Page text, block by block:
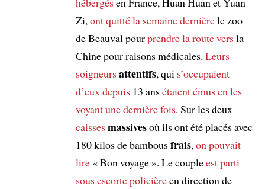
Zi, ont quittéla semaine dernièrele zoo
de Beauval pourprendre la route versla
Chine pour raisons médicales. Leurs
soigneursattentifs, qui s’occupaient
d’eux depuis13 ansétaient émusen les
voyantune dernière fois. Sur les deux
caissesmassivesoù ils ont été placés avec
180 kilos de bambousfrais, on pouvait
lire« Bon voyage ». Le coupleest parti
sous escorte policièreen direction de